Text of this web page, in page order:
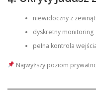
niewidoczny z
dyskretny monitoring
pełna kontrola
Najwyższy poziom